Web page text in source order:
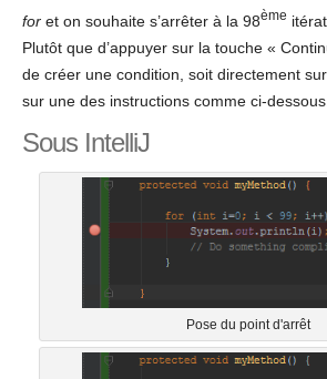
for et on souhaite s’arrêter à la 98ème
Plutôt que d’appuyer sur la touche «
de créer une condition, soit directement
sur une des instructions comme ci-dessous.
Sous IntelliJ
Pose du point d'arrêt